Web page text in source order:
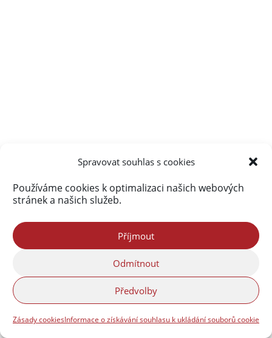
Spravovat souhlas s cookies
Používáme cookies k optimalizaci našich webových
stránek a našich služeb.
Příjmout
Odmítnout
Předvolby
Zásady cookiesInformace o získávání souhlasu k ukládání souborů cookie